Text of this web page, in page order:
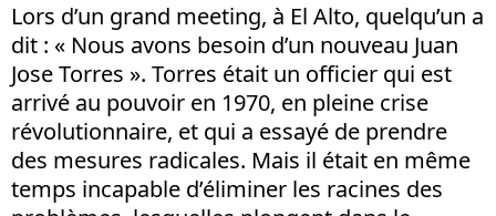
Lors d’un grand meeting, à El Alto, quelqu’un a
dit : « Nous avons besoin d’un nouveau Juan
Jose Torres ». Torres était un officier qui est
arrivé au pouvoir en 1970, en pleine crise
révolutionnaire, et qui a essayé de prendre
des mesures radicales. Mais il était en même
temps incapable d’éliminer les racines des